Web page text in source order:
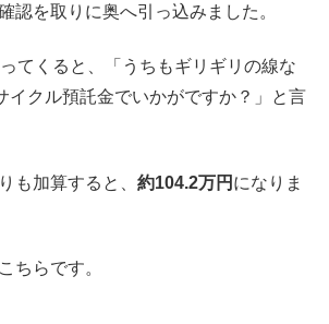
認を取りに奥へ引っ込みました。
てくると、「うちもギリギリの線な
イクル預託金でいかがですか？」と言
も加算すると、 約104.2万円 になりま
ちらです。